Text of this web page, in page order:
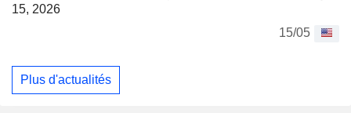
15, 2026
15/05
Plus d'actualités